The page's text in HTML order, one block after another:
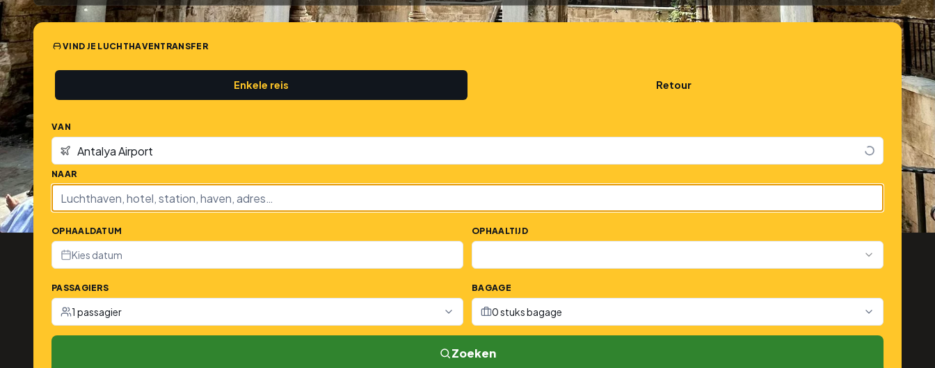
VIND JE LUCHTHAVENTRANSFER
Enkele reis Retour
VAN
NAAR
OPHAALDATUM
Kies datum
OPHAALTIJD
PASSAGIERS
1 passagier
BAGAGE
0 stuks bagage
Zoeken